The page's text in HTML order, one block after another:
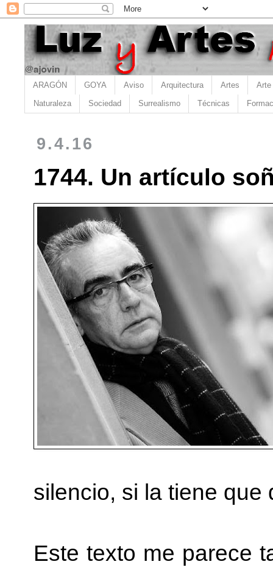
ARAGÓN GOYA Aviso Arquitectura Artes Arte
Naturaleza Sociedad Surrealismo Técnicas
9.4.16
1744. Un artículo
silencio, si la tiene
Este texto me parece